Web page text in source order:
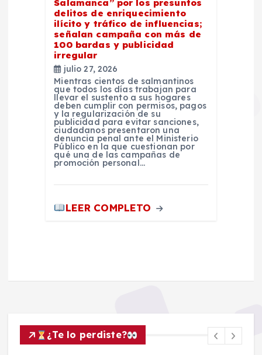
Salamanca” por los presuntos
delitos de enriquecimiento
ilícito y tráfico de influencias;
señalan campaña con más de
100 bardas y publicidad
irregular
julio 27, 2026
Mientras cientos de salmantinos
que todos los días trabajan para
llevar el sustento a sus hogares
deben cumplir con permisos, pagos
y la regularización de su
publicidad para evitar sanciones,
ciudadanos presentaron una
denuncia penal ante el Ministerio
Público en la que cuestionan por
qué una de las campañas de
promoción personal…
LEER COMPLETO
¿Te lo perdiste?